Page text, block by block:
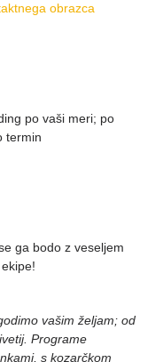
obrazca
po vaši meri; po
termin
ga bodo z veseljem
vašim željam; od
Programe
s kozarčkom